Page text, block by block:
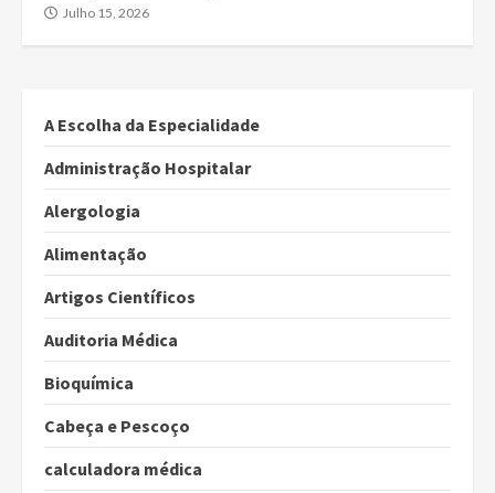
Julho 15, 2026
A Escolha da Especialidade
Administração Hospitalar
Alergologia
Alimentação
Artigos Científicos
Auditoria Médica
Bioquímica
Cabeça e Pescoço
calculadora médica